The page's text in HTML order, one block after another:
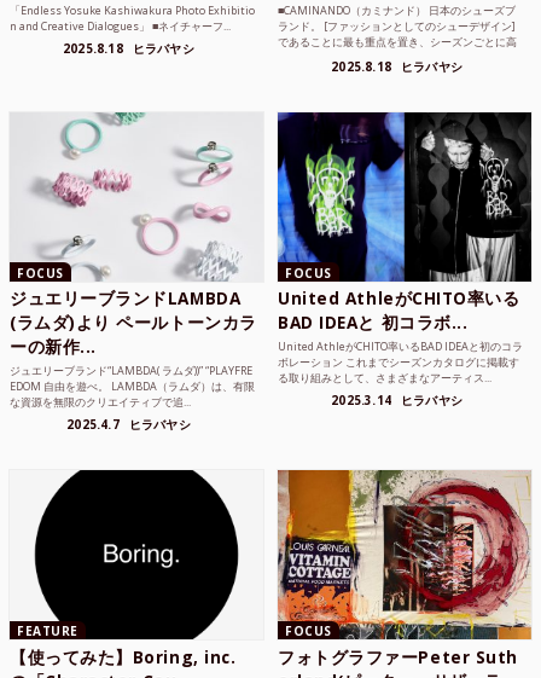
「Endless Yosuke Kashiwakura Photo Exhibitio
n and Creative Dialogues」 ■ネイチャーフ...
2025.8.18 ヒラバヤシ
■CAMINANDO（カミナンド） 日本のシューズブ
ランド。 [ファッションとしてのシューデザイン]
であることに最も重点を置き、シーズンごとに高
2025.8.18 ヒラバヤシ
FOCUS
ジュエリーブランドLAMBDA
(ラムダ)より ペールトーンカラ
ーの新作...
ジュエリーブランド“LAMBDA( ラムダ))” “PLAYFRE
EDOM 自由を遊べ。 LAMBDA（ラムダ）は、有限
な資源を無限のクリエイティブで追...
2025.4.7 ヒラバヤシ
FOCUS
United AthleがCHITO率いる
BAD IDEAと 初コラボ...
United AthleがCHITO率いるBAD IDEAと初のコラ
ボレーション これまでシーズンカタログに掲載す
る取り組みとして、さまざまなアーティス...
2025.3.14 ヒラバヤシ
FEATURE
【使ってみた】Boring, inc.
FOCUS
フォトグラファーPeter Suth